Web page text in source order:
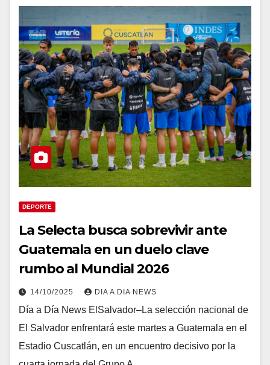
DEPORTE
La Selecta busca sobrevivir ante
Guatemala en un duelo clave
rumbo al Mundial 2026
14/10/2025 DIA A DIA NEWS
Día a Día News ElSalvador–La selección nacional de
El Salvador enfrentará este martes a Guatemala en el
Estadio Cuscatlán, en un encuentro decisivo por la